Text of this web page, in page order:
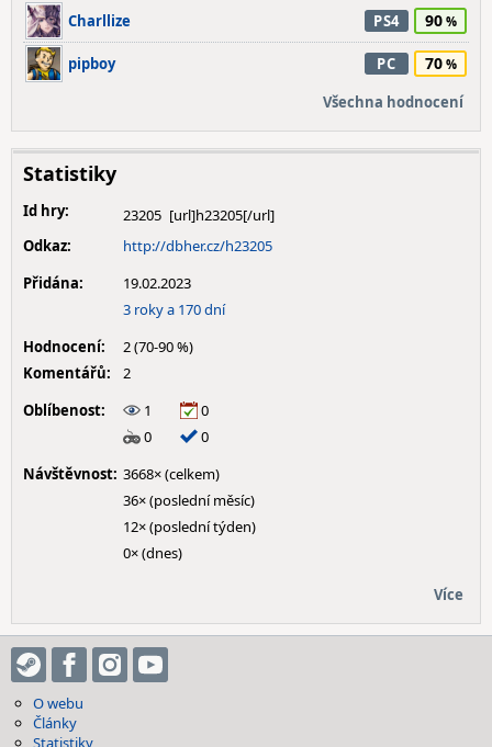
Charllize PS4 90
pipboy PC 70
Všechna hodnocení
Statistiky
Id hry:
23205
Odkaz:
http://dbher.cz/h23205
Přidána:
19.02.2023
3 roky a 170 dní
Hodnocení:
2 (70-90 %)
Komentářů:
2
Oblíbenost:
1
0
0
0
Návštěvnost: 3668× (celkem)
36× (poslední měsíc)
12× (poslední týden)
0× (dnes)
Více
O webu
Články
Statistiky